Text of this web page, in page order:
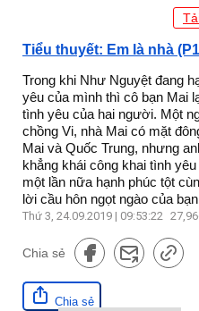
Tiểu thuyết: Em là nhà
Trong khi Như Nguyệt đang
yêu của mình thì cô bạn Mai
tình yêu của hai người. Một
chồng Vi, nhà Mai có mặt
Mai và Quốc Trung, nhưng
khẳng khái công khai tình
một lần nữa hạnh phúc tột
lời cầu hôn ngọt ngào của
Thứ 3, 24.09.2019 | 09:53:22
Chia sẻ
Chia sẻ